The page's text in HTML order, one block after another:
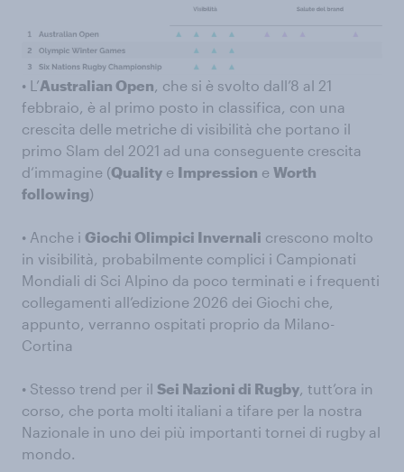
• L’Australian Open, che si è svolto dall’8 al 21
febbraio, è al primo posto in classifica, con una
crescita delle metriche di visibilità che portano il
primo Slam del 2021 ad una conseguente crescita
d‘immagine (Quality e Impression e Worth
following)
• Anche i Giochi Olimpici Invernali crescono molto
in visibilità, probabilmente complici i Campionati
Mondiali di Sci Alpino da poco terminati e i frequenti
collegamenti all’edizione 2026 dei Giochi che,
appunto, verranno ospitati proprio da Milano-
Cortina
• Stesso trend per il Sei Nazioni di Rugby, tutt’ora in
corso, che porta molti italiani a tifare per la nostra
Nazionale in uno dei più importanti tornei di rugby al
mondo.